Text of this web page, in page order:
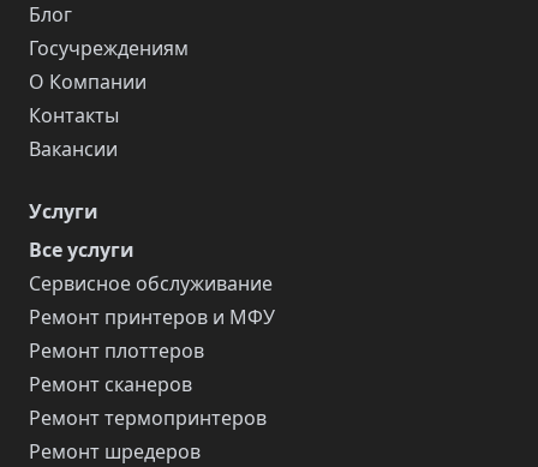
Блог
Госучреждениям
О Компании
Контакты
Вакансии
Услуги
Все услуги
Сервисное обслуживание
Ремонт принтеров и МФУ
Ремонт плоттеров
Ремонт сканеров
Ремонт термопринтеров
Ремонт шредеров